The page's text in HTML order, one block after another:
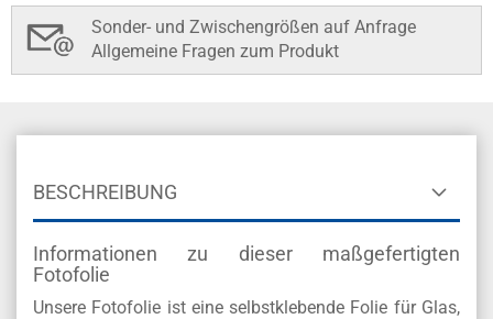
Sonder- und Zwischengrößen auf Anfrage
Allgemeine Fragen zum Produkt
BESCHREIBUNG
Informationen zu dieser maßgefertigten
Fotofolie
Unsere Fotofolie ist eine selbstklebende Folie für Glas,